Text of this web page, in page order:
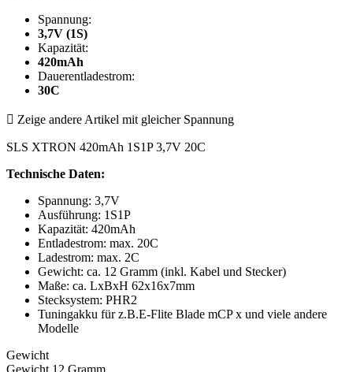
Spannung:
3,7V (1S)
Kapazität:
420mAh
Dauerentladestrom:
30C
 Zeige andere Artikel mit gleicher Spannung
SLS XTRON 420mAh 1S1P 3,7V 20C
Technische Daten:
Spannung: 3,7V
Ausführung: 1S1P
Kapazität: 420mAh
Entladestrom: max. 20C
Ladestrom: max. 2C
Gewicht: ca. 12 Gramm (inkl. Kabel und Stecker)
Maße: ca. LxBxH 62x16x7mm
Stecksystem: PHR2
Tuningakku für z.B.E-Flite Blade mCP x und viele andere
Modelle
Gewicht
Gewicht 12 Gramm